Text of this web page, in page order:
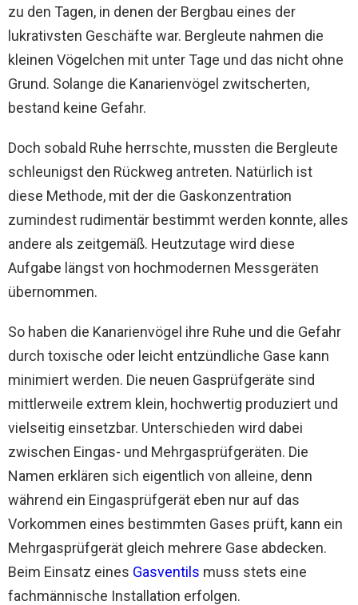
zu den Tagen, in denen der Bergbau eines der
lukrativsten Geschäfte war. Bergleute nahmen die
kleinen Vögelchen mit unter Tage und das nicht ohne
Grund. Solange die Kanarienvögel zwitscherten,
bestand keine Gefahr.
Doch sobald Ruhe herrschte, mussten die Bergleute
schleunigst den Rückweg antreten. Natürlich ist
diese Methode, mit der die Gaskonzentration
zumindest rudimentär bestimmt werden konnte, alles
andere als zeitgemäß. Heutzutage wird diese
Aufgabe längst von hochmodernen Messgeräten
übernommen.
So haben die Kanarienvögel ihre Ruhe und die Gefahr
durch toxische oder leicht entzündliche Gase kann
minimiert werden. Die neuen Gasprüfgeräte sind
mittlerweile extrem klein, hochwertig produziert und
vielseitig einsetzbar. Unterschieden wird dabei
zwischen Eingas- und Mehrgasprüfgeräten. Die
Namen erklären sich eigentlich von alleine, denn
während ein Eingasprüfgerät eben nur auf das
Vorkommen eines bestimmten Gases prüft, kann ein
Mehrgasprüfgerät gleich mehrere Gase abdecken.
Beim Einsatz eines Gasventils muss stets eine
fachmännische Installation erfolgen.